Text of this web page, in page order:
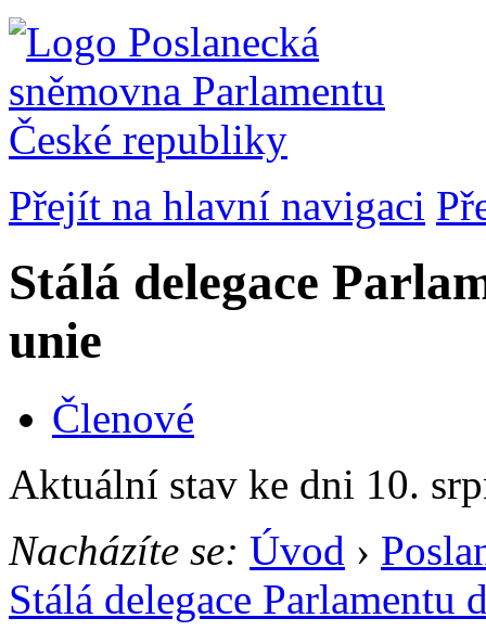
Přejít na hlavní navigaci
Stálá delegace
unie
Členové
Aktuální stav ke dni 10.
Nacházíte se: Úvod ›
Stálá delegace